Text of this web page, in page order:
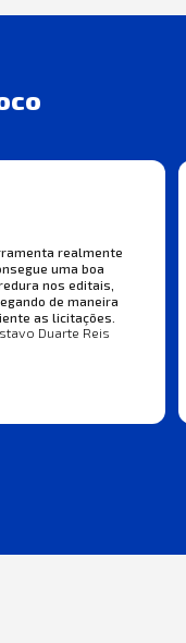
realmente
uma boa
nos editais,
de maneira
as licitações.
Duarte Reis